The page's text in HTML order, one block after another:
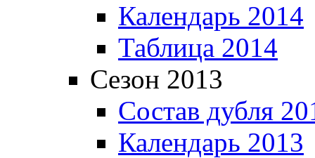
Календарь 2014
Таблица 2014
Сезон 2013
Состав дубля
Календарь 2013